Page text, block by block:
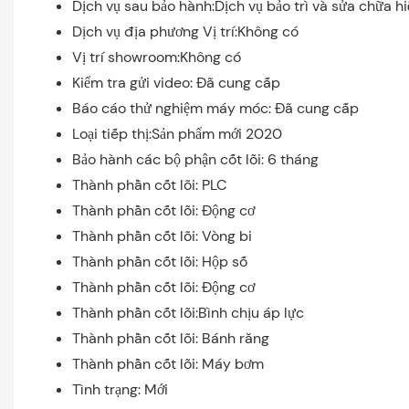
Dịch vụ sau bảo hành:Dịch vụ bảo trì và sửa chữa
Dịch vụ địa phương Vị trí:Không có
Vị trí showroom:Không có
Kiểm tra gửi video: Đã cung cấp
Báo cáo thử nghiệm máy móc: Đã cung cấp
Loại tiếp thị:Sản phẩm mới 2020
Bảo hành các bộ phận cốt lõi: 6 tháng
Thành phần cốt lõi: PLC
Thành phần cốt lõi: Động cơ
Thành phần cốt lõi: Vòng bi
Thành phần cốt lõi: Hộp số
Thành phần cốt lõi: Động cơ
Thành phần cốt lõi:Bình chịu áp lực
Thành phần cốt lõi: Bánh răng
Thành phần cốt lõi: Máy bơm
Tình trạng: Mới